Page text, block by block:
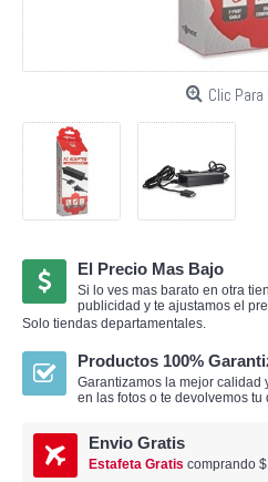
Clic Para
El Precio Mas Bajo
Si lo ves mas barato en otra
publicidad y te ajustamos el
Solo tiendas departamentales.
Productos 100%
Garantizamos la mejor calidad
en las fotos o te devolvemos tu
Envio Gratis
Estafeta Gratis comprando